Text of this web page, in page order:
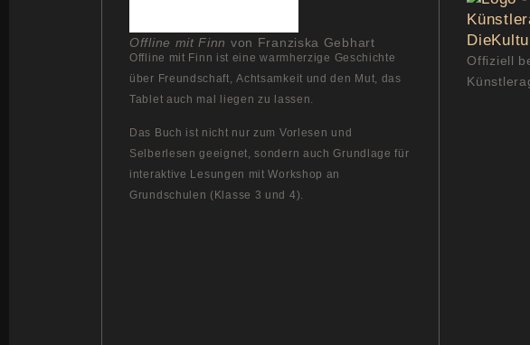
Offline mit Finn von Franziska Gebhart
Offline mit Finn ist eine warmherzige Geschichte
über Freundschaft, Achtsamkeit und den Mut, das
Tablet auch mal liegen zu lassen.
Das Buch ist nicht nur zum Vorlesen und
Selberlesen geeignet, sondern auch Grundlage für
interaktive Lesungen mit Workshop an
Grundschulen (Klasse 3 und 4).
Offiziell